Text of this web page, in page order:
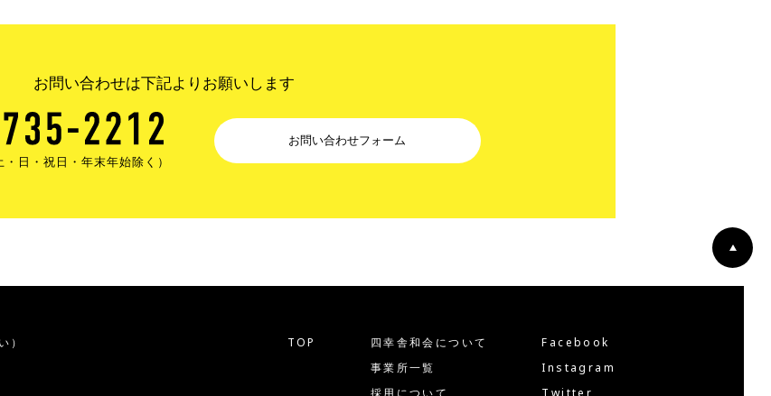
お問い合わせは下記よりお願いします
日・祝日・年末年始除く）
お問い合わせフォーム
）
TOP
四幸舎和会について
事業所一覧
Facebook
Instagram